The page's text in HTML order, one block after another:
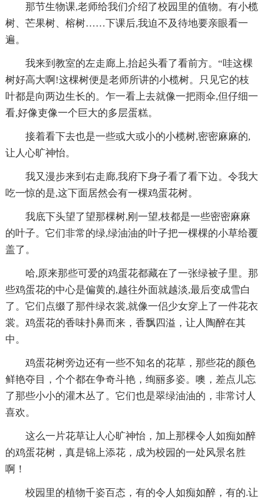
那节生物课,老师给我们介绍了校园里的值物。有小榄
树、芒果树、榕树……下课后,我迫不及待地要亲眼看一
遍。
我来到教室的左走廊上,抬起头看了看前方。“哇这棵
树好高大啊!这棵树便是老师所讲的小榄树。只见它的枝
叶都是向两边生长的。乍一看上去就像一把雨伞,但仔细一
看,好像吏像一个巨大的多层蛋糕。
接着看下去也是一些或大或小的小榄树,密密麻麻的,
让人心旷神怡。
我又漫步来到右走廊,我府下身子看了看下边。令我大
吃一惊的是,这下面居然会有一棵鸡蛋花树。
我底下头望了望那棵树,刚一望,枝都是一些密密麻麻
的叶子。它们非常的绿,绿油油的叶子把一棵棵的小草给覆
盖了。
哈,原来那些可爱的鸡蛋花都藏在了一张绿被子里。那
些鸡蛋花的中心是偏黄的,越往外面就越淡,最后变成雪白
了。它们点缀了那件绿衣裳,就像一侣少女穿上了一件花衣
裳。鸡蛋花的香味扑鼻而来，香飘四溢，让人陶醉在其
中。
鸡蛋花树旁边还有一些不知名的花草，那些花的颜色
鲜艳夺目，个个都在争奇斗艳，绚丽多姿。噢，差点儿忘
了那些小小的灌木丛了。它们也是翠绿油油的，非常讨人
喜欢。
这么一片花草让人心旷神怡，加上那棵令人如痴如醉
的鸡蛋花树，真是锦上添花，成为校园的一处风景名胜
啊！
校园里的植物千姿百态，有的令人如痴如醉，有的.让